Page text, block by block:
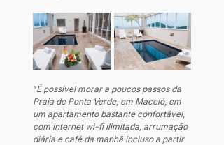
“É possível morar a poucos passos da
Praia de Ponta Verde, em Maceió, em
um apartamento bastante confortável,
com internet wi-fi ilimitada, arrumação
diária e café da manhã incluso a partir